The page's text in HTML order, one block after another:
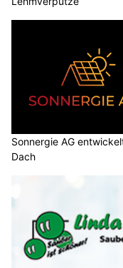
Sonnergie AG
Dach